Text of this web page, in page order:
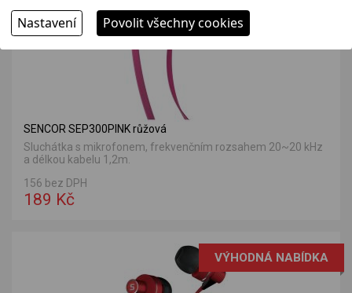
SENCOR SEP300PINK růžová
Sluchátka s mikrofonem, frekvenčním rozsahem 20~20 kHz
a délkou kabelu 1,2m.
156 bez DPH
189 Kč
VÝHODNÁ NABÍDKA
Nastavení Povolit všechny cookies